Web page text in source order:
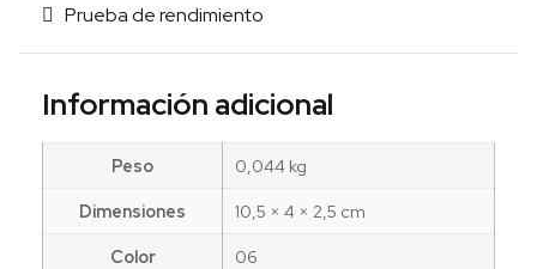
Prueba de rendimiento
Información adicional
Peso
0,044 kg
Dimensiones
10,5 × 4 × 2,5 cm
Color
06